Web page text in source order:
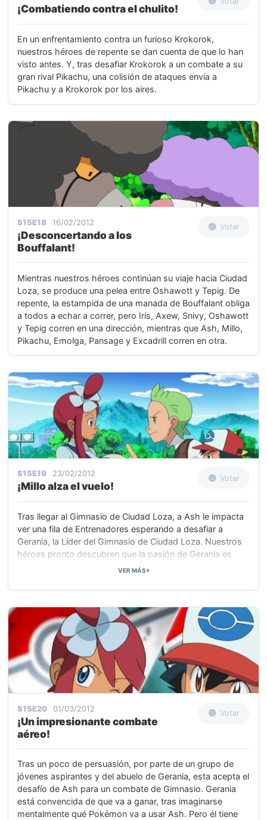
¡Combatiendo contra el chulito!
En un enfrentamiento contra un furioso Krokorok,
nuestros héroes de repente se dan cuenta de que lo han
visto antes. Y, tras desafiar Krokorok a un combate a su
gran rival Pikachu, una colisión de ataques envía a
Pikachu y a Krokorok por los aires.
S15E18 16/02/2012
¡Desconcertando a los
Bouffalant!
Votar
Mientras nuestros héroes continúan su viaje hacia Ciudad
Loza, se produce una pelea entre Oshawott y Tepig. De
repente, la estampida de una manada de Bouffalant obliga
a todos a echar a correr, pero Iris, Axew, Snivy, Oshawott
y Tepig corren en una dirección, mientras que Ash, Millo,
Pikachu, Emolga, Pansage y Excadrill corren en otra.
S15E19 23/02/2012
¡Millo alza el vuelo!
Votar
Tras llegar al Gimnasio de Ciudad Loza, a Ash le impacta
ver una fila de Entrenadores esperando a desafiar a
Gerania, la Líder del Gimnasio de Ciudad Loza. Nuestros
héroes pronto descubren que la pasión de Gerania es
volar, pero, para poder sacar tiempo para ello, da citas a
tarde.
VER MÁS
S15E20 01/03/2012
¡Un impresionante combate
aéreo!
Votar
Tras un poco de persuasión, por parte de un grupo de
jóvenes aspirantes y del abuelo de Gerania, esta acepta el
desafío de Ash para un combate de Gimnasio. Gerania
está convencida de que va a ganar, tras imaginarse
mentalmente qué Pokémon va a usar Ash. Pero él tiene